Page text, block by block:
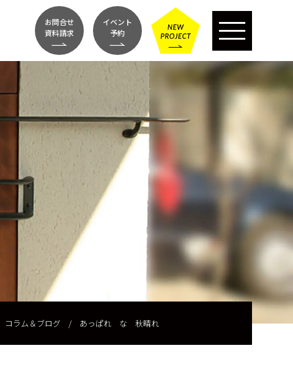
お問合せ
資料請求
イベント
予約
コラム＆ブログ / あっぱれ な 秋晴れ